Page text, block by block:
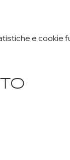
e cookie